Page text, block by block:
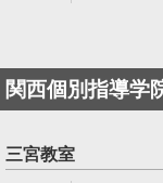
関西個別指導学
三宮教室